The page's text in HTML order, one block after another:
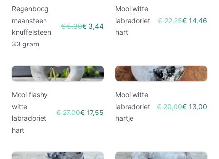
Regenboog
maansteen
knuffelsteen
33 gram
€ 5,30€ 3,44
Mooi witte
labradoriet
hart
€ 22,25€ 14,46
Mooi flashy
witte
labradoriet
hart
€ 27,00€ 17,55
Mooi witte
labradoriet
hartje
€ 20,00€ 13,00